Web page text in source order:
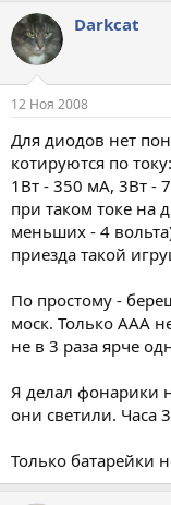
Darkcat
12 Ноя 2008
Для диодов нет
котируются по току:
1Вт - 350 мА, 3Вт -
при таком токе на
меньших - 4
приезда такой
По простому -
моск. Только ААА
не в 3 раза ярче
Я делал фонарики
они светили. Часа
Только батарейки